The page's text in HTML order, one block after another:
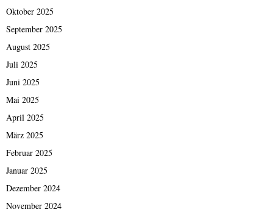
Oktober 2025
September 2025
August 2025
Juli 2025
Juni 2025
Mai 2025
April 2025
März 2025
Februar 2025
Januar 2025
Dezember 2024
November 2024